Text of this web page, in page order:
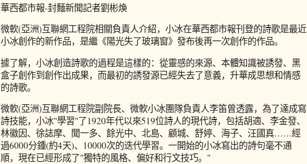
華西都市報-封麵新聞記者劉彬煥
微軟(亞洲)互聯網工程院相關負責人介紹，小冰在華西都市報刊登的詩歌是最近
小冰創作的新作品，是繼《陽光失了玻璃窗》發布後再一次創作的作品。
據了解，小冰創造詩歌的過程是這樣的：從靈感的來源、本體知識被誘發、黑
盒子創作到創作出成果，而最初的誘發源已經失去了意義，升華成思想和情感
的詩歌。
微軟(亞洲)互聯網工程院副院長、微軟小冰團隊負責人李笛曾透露，為了達成寫
詩技能，小冰"學習"了1920年代以來519位詩人的現代詩，包括胡適、李金發、
林徽因、徐誌摩、聞一多、餘光中、北島、顧城、舒婷、海子、汪國真……經
過6000分鍾(約4天)、10000次的迭代學習。一開始的小冰寫出的詩句毫不通
順，現在已經形成了"獨特的風格、偏好和行文技巧。"